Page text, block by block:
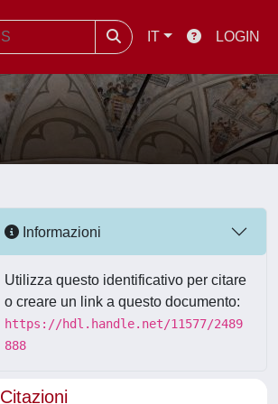
IT LOGIN
Informazioni
Utilizza questo identificativo per citare
o creare un link a questo documento:
https://hdl.handle.net/11577/2489
888
Citazioni